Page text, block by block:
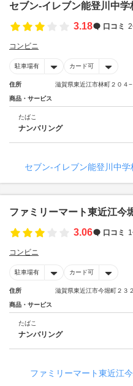
セブン‐イレブン能登川中
3.18
口コミ
コンビニ
駐車場有 カード可
住所 滋賀県東近江市林町２０４−
商品・サービス
たばこ
ナンバリング
セブン‐イレブン能登川中
ファミリーマート東近江今
3.06
口コミ
コンビニ
駐車場有 カード可
住所 滋賀県東近江市今堀町２３
商品・サービス
たばこ
ナンバリング
ファミリーマート東近江